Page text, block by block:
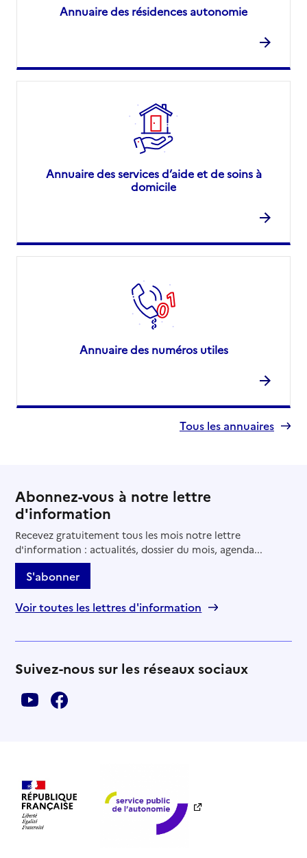
Annuaire des résidences autonomie
Annuaire des services d’aide et de soins à
domicile
Annuaire des numéros utiles
Tous les annuaires
Abonnez-vous à notre lettre
d'information
Recevez gratuitement tous les mois notre lettre
d'information : actualités, dossier du mois, agenda...
S'abonner
Voir toutes les lettres d'information
Suivez-nous sur les réseaux sociaux